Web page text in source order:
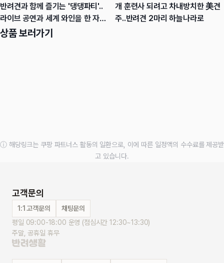
반려견과 함께 즐기는 '댕댕파티'..
라이브 공연과 세계 와인을 한 자리
에서
개 훈련사 되려고 차내방치한 美견
주..반려견 2마리 하늘나라로
상품 보러가기
ⓘ 해당링크는 쿠팡 파트너스 활동의 일환으로, 이에 따른 일정액의 수수료를 제공받
고 있습니다.
고객문의
1:1 고객문의
채팅문의
평일 09:00-18:00 운영 (점심시간 12:30~13:30)
주말, 공휴일 휴무